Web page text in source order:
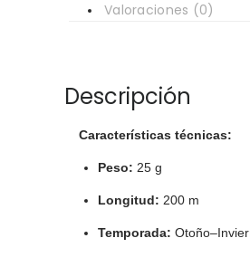
Valoraciones (0)
Descripción
Características técnicas:
Peso: 25 g
Longitud: 200 m
Temporada: